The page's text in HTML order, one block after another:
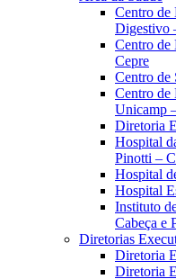
Centro de
Digestivo
Centro de
Cepre
Centro de
Centro de
Unicamp
Diretoria
Hospital
Pinotti –
Hospital
Hospital
Instituto
Cabeça e
Diretorias
Diretoria
Diretoria